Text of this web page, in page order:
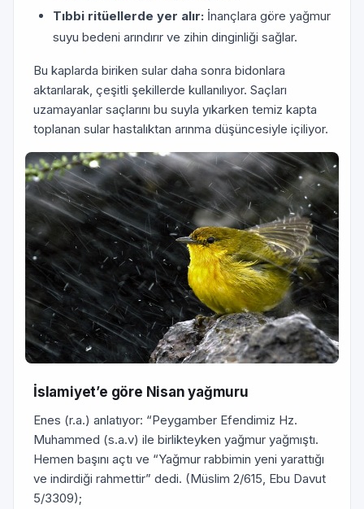
Tıbbi ritüellerde yer alır: İnançlara göre yağmur
suyu bedeni arındırır ve zihin dinginliği sağlar.
Bu kaplarda biriken sular daha sonra bidonlara
aktarılarak, çeşitli şekillerde kullanılıyor. Saçları
uzamayanlar saçlarını bu suyla yıkarken temiz kapta
toplanan sular hastalıktan arınma düşüncesiyle içiliyor.
İslamiyet’e göre Nisan yağmuru
Enes (r.a.) anlatıyor: “Peygamber Efendimiz Hz.
Muhammed (s.a.v) ile birlikteyken yağmur yağmıştı.
Hemen başını açtı ve “Yağmur rabbimin yeni yarattığı
ve indirdiği rahmettir” dedi. (Müslim 2/615, Ebu Davut
5/3309);